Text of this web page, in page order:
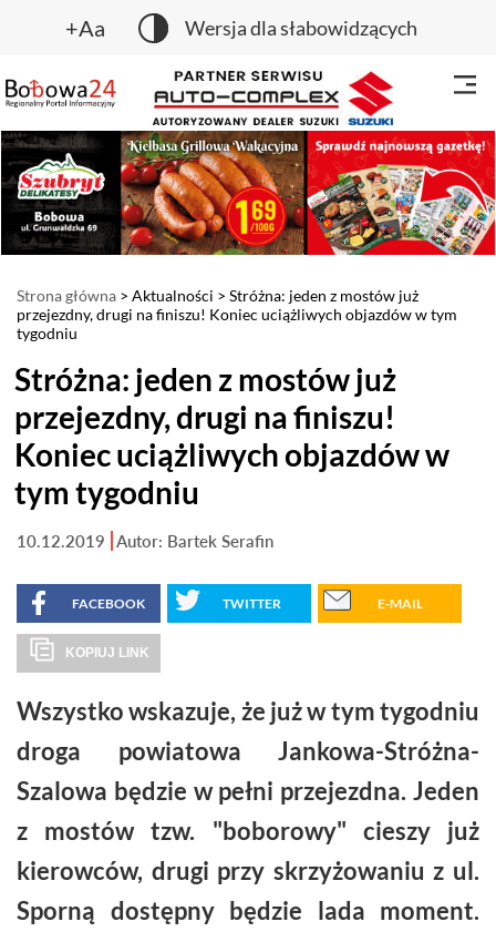
+Aa Wersja dla słabowidzących
Strona główna > Aktualności > Stróżna: jeden z mostów już
przejezdny, drugi na finiszu! Koniec uciążliwych objazdów w tym
tygodniu
Stróżna: jeden z mostów już
przejezdny, drugi na finiszu!
Koniec uciążliwych objazdów w
tym tygodniu
10.12.2019 Autor: Bartek Serafin
FACEBOOK TWITTER E-MAIL
KOPIUJ LINK
Wszystko wskazuje, że już w tym tygodniu
droga powiatowa Jankowa-Stróżna-
Szalowa będzie w pełni przejezdna. Jeden
z mostów tzw. "boborowy" cieszy już
kierowców, drugi przy skrzyżowaniu z ul.
Sporną dostępny będzie lada moment.